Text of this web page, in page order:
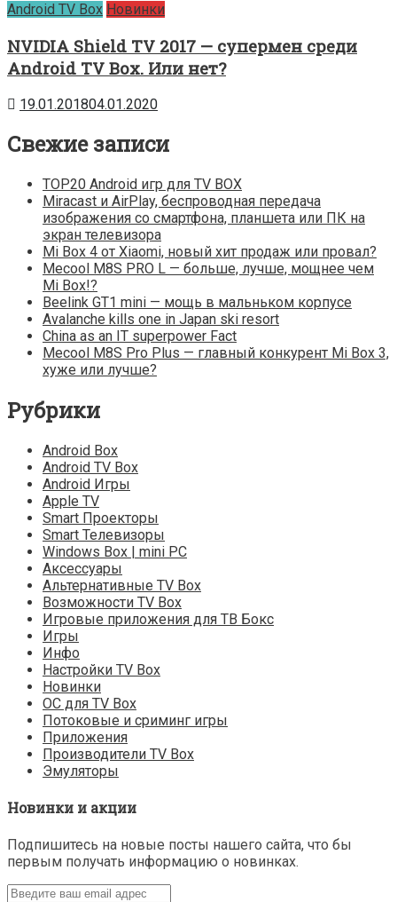
Android TV Box Новинки
NVIDIA Shield TV 2017 — супермен среди
Android TV Box. Или нет?
19.01.201804.01.2020
Свежие записи
TOP20 Android игр для TV BOX
Miracast и AirPlay, беспроводная передача
изображения со смартфона, планшета или ПК на
экран телевизора
Mi Box 4 от Xiaomi, новый хит продаж или провал?
Mecool M8S PRO L — больше, лучше, мощнее чем
Mi Box!?
Beelink GT1 mini — мощь в мальньком корпусе
Avalanche kills one in Japan ski resort
China as an IT superpower Fact
Mecool M8S Pro Plus — главный конкурент Mi Box 3,
хуже или лучше?
Рубрики
Android Box
Android TV Box
Android Игры
Apple TV
Smart Проекторы
Smart Телевизоры
Windows Box | mini PC
Аксессуары
Альтернативные TV Box
Возможности TV Box
Игровые приложения для ТВ Бокс
Игры
Инфо
Настройки TV Box
Новинки
ОС для TV Box
Потоковые и сриминг игры
Приложения
Производители TV Box
Эмуляторы
Новинки и акции
Подпишитесь на новые посты нашего сайта, что бы
первым получать информацию о новинках.